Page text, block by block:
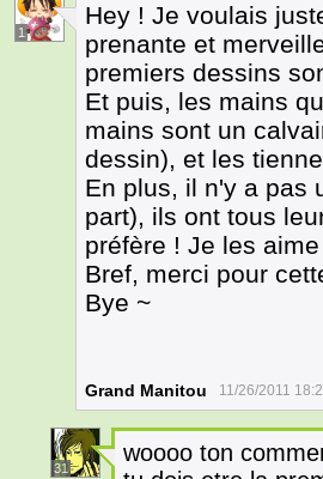
1
Hey ! Je voulais
prenante et
premiers dessins
Et puis, les mains
mains sont un
dessin), et les
En plus, il n'y a pas
part), ils ont tous
préfère ! Je les
Bref, merci pour
Bye ~
Grand Manitou 11/26/2011
31
woooo ton